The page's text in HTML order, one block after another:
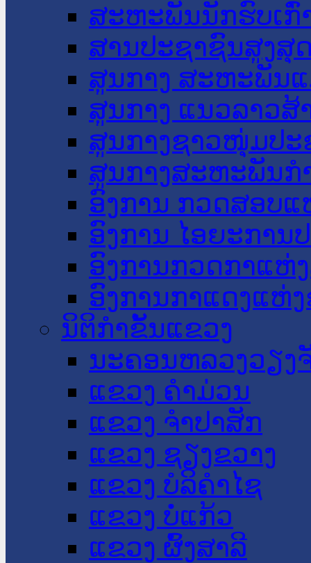
ສະຫະພັນນັກຮົບເກົ່
ສານປະຊາຊົນສູງສຸ
ສູນກາງ ສະຫະພັນ
ສູນກາງ ແນວລາວສ້
ສູນກາງຊາວໜຸ່ມປະ
ສູນກາງສະຫະພັນກ
ອົງການ ກວດສອບແ
ອົງການ ໄອຍະການ
ອົງການກວດກາແຫ່
ອົງການກາແດງແຫ່
ນິຕິກໍາຂັ້ນແຂວງ
ນະ​ຄອນ​ຫລວງວຽງ
ແຂວງ ຄໍາມ່ວນ
ແຂວງ ຈໍາປາສັກ
ແຂວງ ຊຽງຂວາງ
ແຂວງ ບໍລິຄໍາໄຊ
ແຂວງ ບໍ່ແກ້ວ
ແຂວງ ຜົ້ງສາລີ